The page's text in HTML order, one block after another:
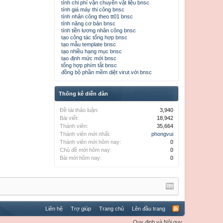
tính chi phí vận chuyển vật liệu bnsc
tính giá máy thi công bnsc
tính nhân công theo tt01 bnsc
tính năng cơ bản bnsc
tính tiền lương nhân công bnsc
tạo công tác tổng hợp bnsc
tạo mẫu template bnsc
tạo nhiều hạng mục bnsc
tạo định mức mới bnsc
tổng hợp phím tắt bnsc
đồng bộ phần mềm diệt virut với bnsc
Thống kê diễn đàn
Đề tài thảo luận:
3,940
Bài viết:
18,942
Thành viên:
35,664
Thành viên mới nhất:
phongvui
Thành viên mới hôm nay:
0
Chủ đề mới hôm nay:
0
Bài mới hôm nay:
0
Liên hệ Trợ giúp Trang chủ Lên đầu trang